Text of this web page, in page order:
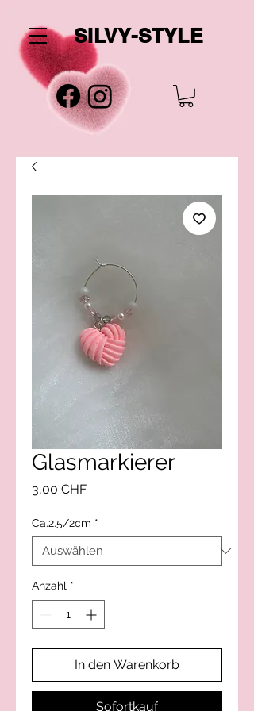
SILVY-STYLE
Glasmarkierer
3,00 CHFPreis
Ca.2.5/2cm *
Anzahl *
In den Warenkorb
Sofortkauf